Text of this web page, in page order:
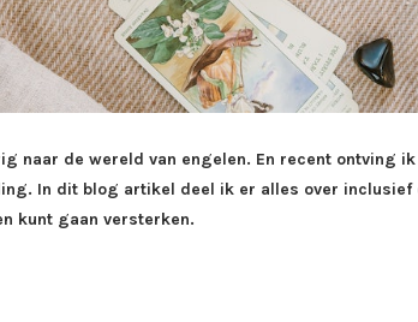
naar de wereld van engelen. En recent ontving
In dit blog artikel deel ik er alles over
kunt gaan versterken.